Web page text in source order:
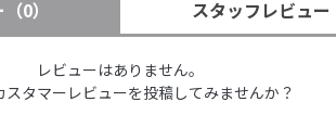
（0） スタッフレビュー
レビューはありません。
スタマーレビューを投稿してみませんか？